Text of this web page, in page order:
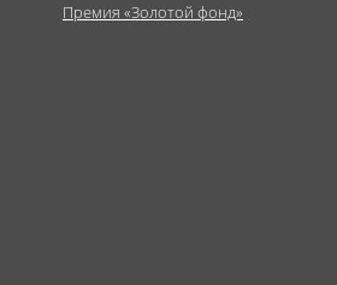
Премия «Золотой фонд»